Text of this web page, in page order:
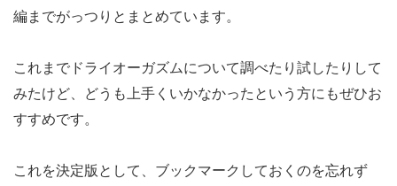
編までがっつりとまとめています。
これまでドライオーガズムについて調べたり試したりして
みたけど、どうも上手くいかなかったという方にもぜひお
すすめです。
これを決定版として、ブックマークしておくのを忘れず